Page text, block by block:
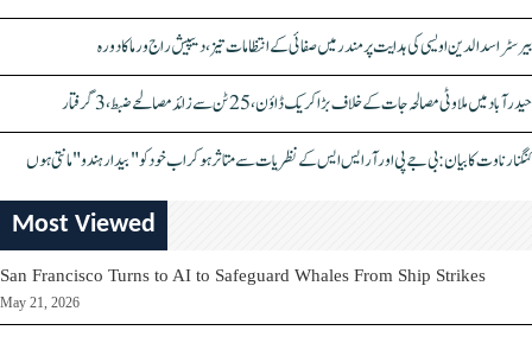
بیرسٹر اسدالدین اویسی کی ہدایت پر مندر میں صفائی کے انتظامات تیز، دیپیش راج ورما کا دورہ
حیدرآباد میں ملاوٹی مصالحہ جات کے خلاف بڑا کریک ڈاؤن، 25 ٹن سے زائد مصالحے ضبط، 3 گرفتار
کنگنا رناوت کا بیان: بی جے پی اور آر ایس ایس کے نظریات سے متاثر ہو کر اب خود کو "بیدار ہندو" مانتی ہوں
Most Viewed
San Francisco Turns to AI to Safeguard Whales From Ship Strikes
May 21, 2026